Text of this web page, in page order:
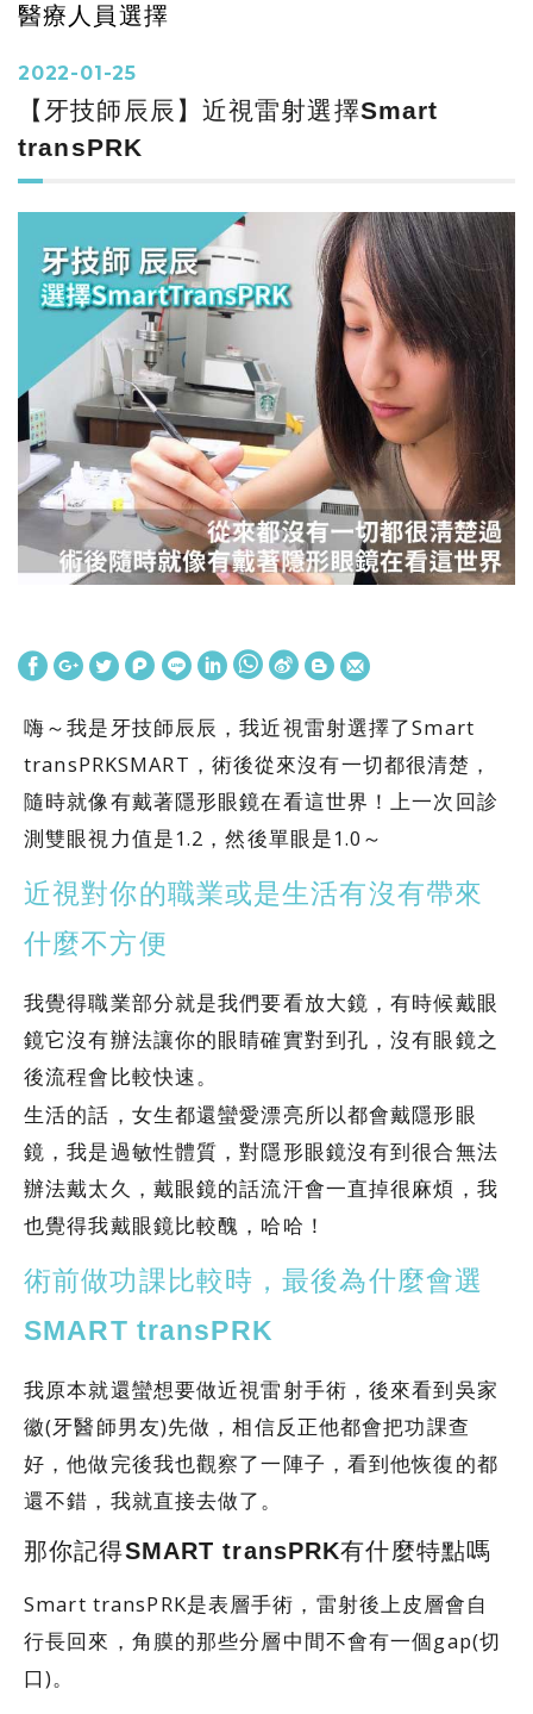
醫療人員選擇
2022-01-25
【牙技師辰辰】近視雷射選擇Smart
transPRK
嗨～我是牙技師辰辰，我近視雷射選擇了Smart
transPRKSMART，術後從來沒有一切都很清楚，
隨時就像有戴著隱形眼鏡在看這世界！上一次回診
測雙眼視力值是1.2，然後單眼是1.0～
近視對你的職業或是生活有沒有帶來
什麼不方便
我覺得職業部分就是我們要看放大鏡，有時候戴眼
鏡它沒有辦法讓你的眼睛確實對到孔，沒有眼鏡之
後流程會比較快速。
生活的話，女生都還蠻愛漂亮所以都會戴隱形眼
鏡，我是過敏性體質，對隱形眼鏡沒有到很合無法
辦法戴太久，戴眼鏡的話流汗會一直掉很麻煩，我
也覺得我戴眼鏡比較醜，哈哈！
術前做功課比較時，最後為什麼會選
SMART transPRK
我原本就還蠻想要做近視雷射手術，後來看到吳家
徽(牙醫師男友)先做，相信反正他都會把功課查
好，他做完後我也觀察了一陣子，看到他恢復的都
還不錯，我就直接去做了。
那你記得SMART transPRK有什麼特點嗎
Smart transPRK是表層手術，雷射後上皮層會自
行長回來，角膜的那些分層中間不會有一個gap(切
口)。